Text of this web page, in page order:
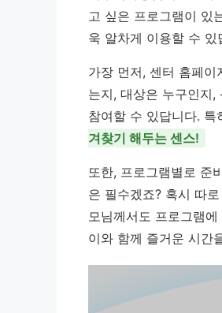
고 싶은 프로그램이 있
욱 알차게 이용할 수 있
가장 먼저, 센터 홈페
는지, 대상은 누구인지
참여할 수 있답니다.
겨찾기 해두는 센스!
또한, 프로그램별로 준
은 필수겠죠? 혹시 따
모님께서도 프로그램
이와 함께 즐거운 시간